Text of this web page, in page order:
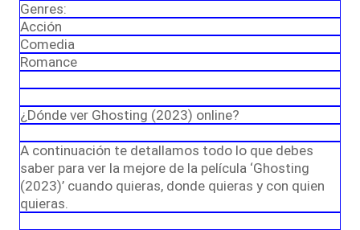
Genres:
Acción
Comedia
Romance
¿Dónde ver Ghosting (2023) online?
A continuación te detallamos todo lo que debes
saber para ver la mejore de la película ‘Ghosting
(2023)’ cuando quieras, donde quieras y con quien
quieras.